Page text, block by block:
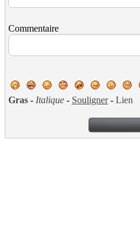
Commentaire
Gras - Italique - Souligner- Lien